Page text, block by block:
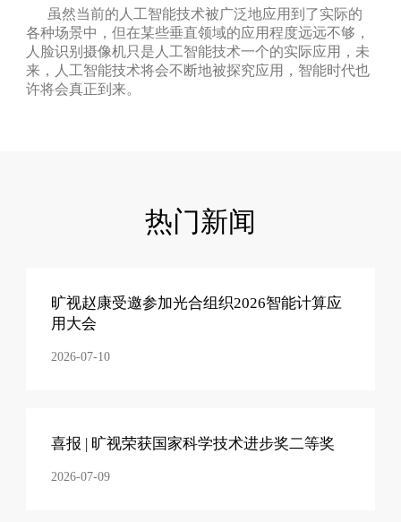
虽然当前的人工智能技术被广泛地应用到了实际的
各种场景中，但在某些垂直领域的应用程度远远不够，
人脸识别摄像机只是人工智能技术一个的实际应用，未
来，人工智能技术将会不断地被探究应用，智能时代也
许将会真正到来。
热门新闻
旷视赵康受邀参加光合组织2026智能计算应
用大会
2026-07-10
喜报 | 旷视荣获国家科学技术进步奖二等奖
2026-07-09